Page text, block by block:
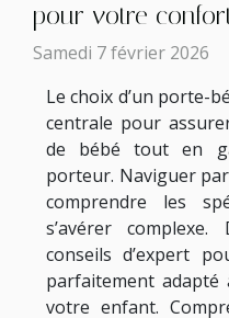
pour votre
Samedi 7 février 2026
Le choix d’un porte-
centrale pour
de bébé tout en
porteur. Naviguer
comprendre les
s’avérer complexe.
conseils d’expert
parfaitement adapté
votre enfant.